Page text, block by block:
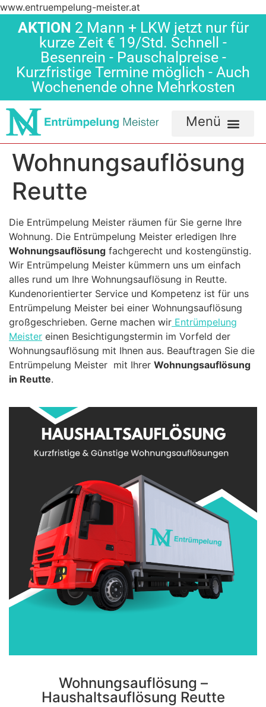
www.entruempelung-meister.at
AKTION 2 Mann + LKW jetzt nur für
kurze Zeit € 19/Std. Schnell -
Besenrein - Pauschalpreise -
Kurzfristige Termine möglich - Auch
Wochenende ohne Mehrkosten
Wohnungsauflösung
Reutte
Die Entrümpelung Meister räumen für Sie gerne Ihre
Wohnung. Die Entrümpelung Meister erledigen Ihre
Wohnungsauflösung fachgerecht und kostengünstig.
Wir Entrümpelung Meister kümmern uns um einfach
alles rund um Ihre Wohnungsauflösung in Reutte.
Kundenorientierter Service und Kompetenz ist für uns
Entrümpelung Meister bei einer Wohnungsauflösung
großgeschrieben. Gerne machen wir Entrümpelung
Meister einen Besichtigungstermin im Vorfeld der
Wohnungsauflösung mit Ihnen aus. Beauftragen Sie die
Entrümpelung Meister mit Ihrer Wohnungsauflösung
in Reutte.
Wohnungsauflösung –
Haushaltsauflösung Reutte